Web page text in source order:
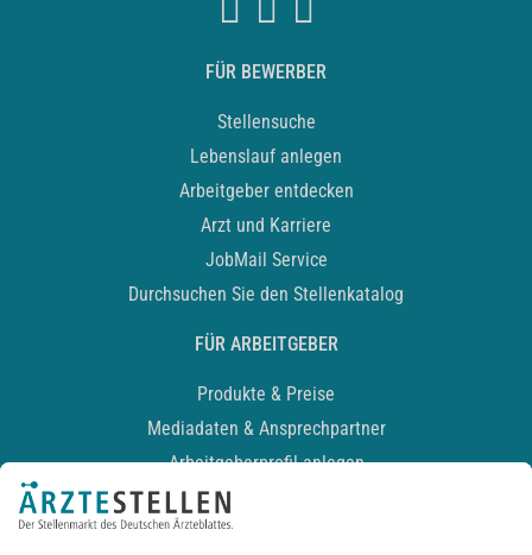
FÜR BEWERBER
Stellensuche
Lebenslauf anlegen
Arbeitgeber entdecken
Arzt und Karriere
JobMail Service
Durchsuchen Sie den Stellenkatalog
FÜR ARBEITGEBER
Produkte & Preise
Mediadaten & Ansprechpartner
Arbeitgeberprofil anlegen
Recruiting-Podcast